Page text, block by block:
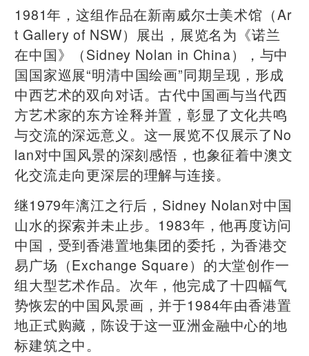
1981年，这组作品在新南威尔士美术馆（Ar
t Gallery of NSW）展出，展览名为《诺兰
在中国》（Sidney Nolan in China），与中
国国家巡展“明清中国绘画”同期呈现，形成
中西艺术的双向对话。古代中国画与当代西
方艺术家的东方诠释并置，彰显了文化共鸣
与交流的深远意义。这一展览不仅展示了No
lan对中国风景的深刻感悟，也象征着中澳文
化交流走向更深层的理解与连接。
继1979年漓江之行后，Sidney Nolan对中国
山水的探索并未止步。1983年，他再度访问
中国，受到香港置地集团的委托，为香港交
易广场（Exchange Square）的大堂创作一
组大型艺术作品。次年，他完成了十四幅气
势恢宏的中国风景画，并于1984年由香港置
地正式购藏，陈设于这一亚洲金融中心的地
标建筑之中。